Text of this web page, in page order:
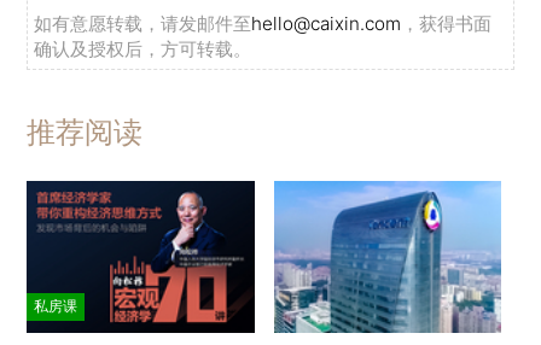
如有意愿转载，请发邮件至hello@caixin.com ，获得书面
确认及授权后，方可转载。
推荐阅读
私房课